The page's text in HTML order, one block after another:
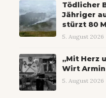
Tödlicher
Jähriger
stürzt 80
5. August 2026
„Mit Herz
Wirt
5. August 2026